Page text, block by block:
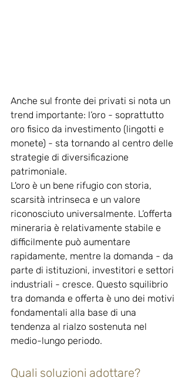
Anche sul fronte dei privati si nota un
trend importante: l’oro - soprattutto
oro fisico da investimento (lingotti e
monete) - sta tornando al centro delle
strategie di diversificazione
patrimoniale.
L'oro è un bene rifugio con storia,
scarsità intrinseca e un valore
riconosciuto universalmente. L’offerta
mineraria è relativamente stabile e
difficilmente può aumentare
rapidamente, mentre la domanda - da
parte di istituzioni, investitori e settori
industriali - cresce. Questo squilibrio
tra domanda e offerta è uno dei motivi
fondamentali alla base di una
tendenza al rialzo sostenuta nel
medio-lungo periodo.
Quali soluzioni adottare?